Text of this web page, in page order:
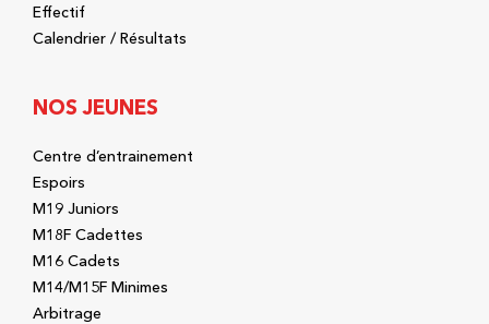
Effectif
Calendrier / Résultats
NOS JEUNES
Centre d’entrainement
Espoirs
M19 Juniors
M18F Cadettes
M16 Cadets
M14/M15F Minimes
Arbitrage